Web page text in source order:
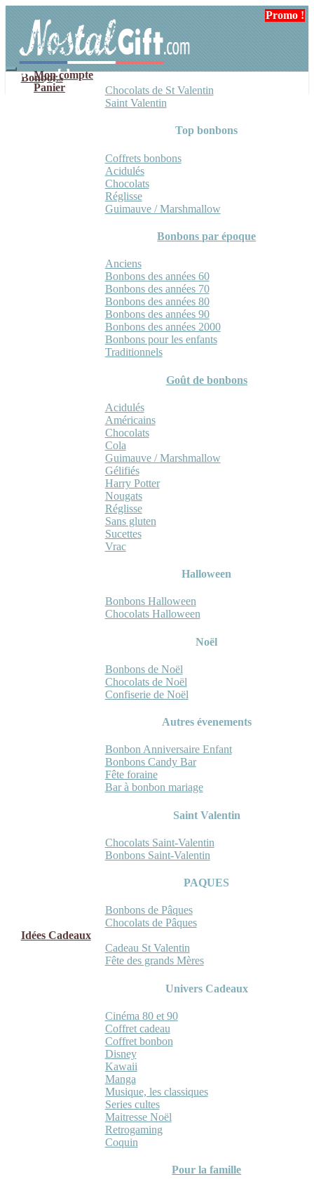
navigation
contenu
Mon compte
Panier
Bonbons
Chocolats de St Valentin
Saint Valentin
Top bonbons
Coffrets bonbons
Acidulés
Chocolats
Réglisse
Guimauve / Marshmallow
Bonbons par époque
Anciens
Bonbons des années 60
Bonbons des années 70
Bonbons des années 80
Bonbons des années 90
Bonbons des années 2000
Bonbons pour les enfants
Traditionnels
Goût de bonbons
Acidulés
Américains
Chocolats
Cola
Guimauve / Marshmallow
Gélifiés
Harry Potter
Nougats
Réglisse
Sans gluten
Sucettes
Vrac
Halloween
Bonbons Halloween
Chocolats Halloween
Noël
Bonbons de Noël
Chocolats de Noël
Confiserie de Noël
Autres évenements
Bonbon Anniversaire Enfant
Bonbons Candy Bar
Fête foraine
Bar à bonbon mariage
Saint Valentin
Chocolats Saint-Valentin
Bonbons Saint-Valentin
PAQUES
Bonbons de Pâques
Chocolats de Pâques
Idées Cadeaux
Cadeau St Valentin
Fête des grands Mères
Univers Cadeaux
Cinéma 80 et 90
Coffret cadeau
Coffret bonbon
Disney
Kawaii
Manga
Musique, les classiques
Series cultes
Maitresse Noël
Retrogaming
Coquin
Pour la famille
Promo !